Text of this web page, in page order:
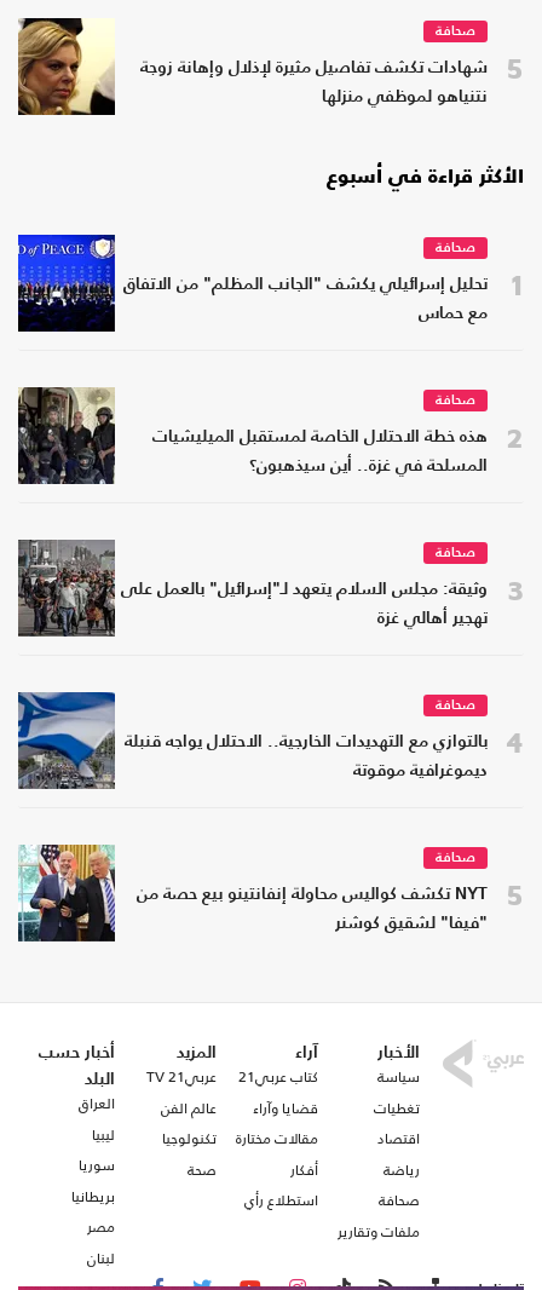
5
صحافة
شهادات تكشف تفاصيل مثيرة لإذلال وإهانة زوجة
نتنياهو لموظفي منزلها
الأكثر قراءة في أسبوع
1
صحافة
تحليل إسرائيلي يكشف "الجانب المظلم" من الاتفاق
مع حماس
2
صحافة
هذه خطة الاحتلال الخاصة لمستقبل الميليشيات
المسلحة في غزة.. أين سيذهبون؟
3
صحافة
وثيقة: مجلس السلام يتعهد لـ"إسرائيل" بالعمل على
تهجير أهالي غزة
4
صحافة
بالتوازي مع التهديدات الخارجية.. الاحتلال يواجه قنبلة
ديموغرافية موقوتة
5
صحافة
NYT تكشف كواليس محاولة إنفانتينو بيع حصة من
"فيفا" لشقيق كوشنر
الأخبار
سياسة
تغطيات
اقتصاد
رياضة
صحافة
ملفات وتقارير
آراء
كتاب عربي21
قضايا وآراء
مقالات مختارة
أفكار
استطلاع رأي
المزيد
عربي21 TV
عالم الفن
تكنولوجيا
صحة
أخبار حسب
البلد
العراق
ليبيا
سوريا
بريطانيا
مصر
لبنان